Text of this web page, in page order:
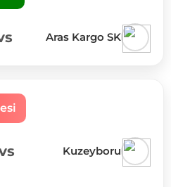
Aras Kargo SK
Kuzeyboru